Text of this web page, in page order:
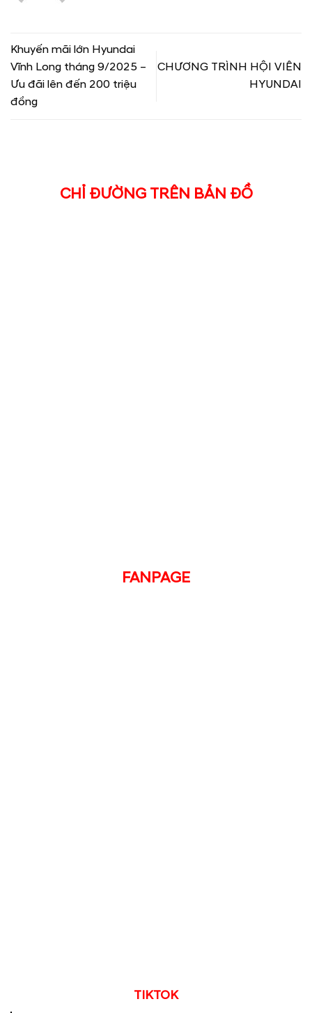
Khuyến mãi lớn Hyundai
Vĩnh Long tháng 9/2025 –
Ưu đãi lên đến 200 triệu
đồng
CHƯƠNG TRÌNH HỘI VIÊN
HYUNDAI
CHỈ ĐƯỜNG TRÊN BẢN ĐỒ
FANPAGE
TIKTOK